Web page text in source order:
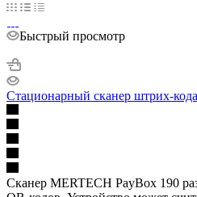
Быстрый просмотр
Стационарный сканер штрих-
Сканер MERTECH PayBox 190